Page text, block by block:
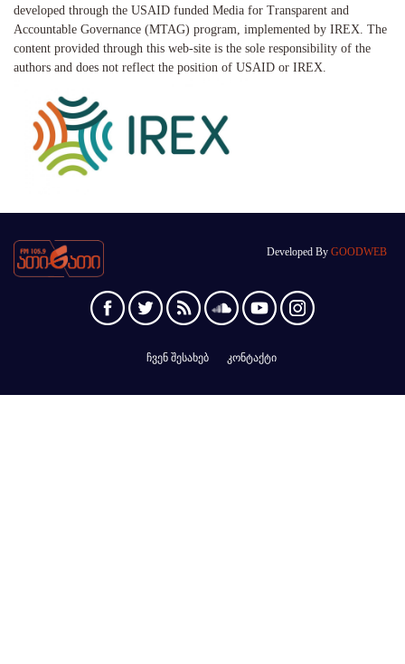
developed through the USAID funded Media for Transparent and
Accountable Governance (MTAG) program, implemented by IREX. The
content provided through this web-site is the sole responsibility of the
authors and does not reflect the position of USAID or IREX.
Developed By GOODWEB
ჩვენ შესახებ კონტაქტი